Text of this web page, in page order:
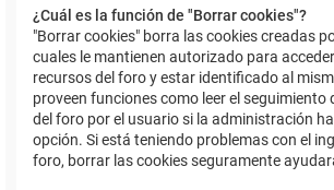
¿Cuál es la función de "Borrar cookies"?
"Borrar cookies" borra las cookies creadas
cuales le mantienen autorizado para
recursos del foro y estar identificado al
proveen funciones como leer el seguimiento
del foro por el usuario si la administración
opción. Si está teniendo problemas con el
foro, borrar las cookies seguramente